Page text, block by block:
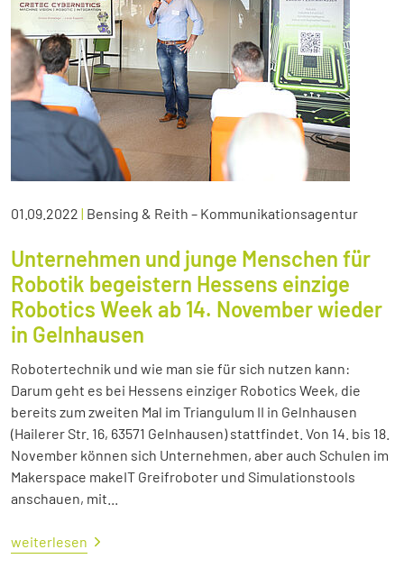
01.09.2022 | Bensing & Reith – Kommunikationsagentur
Unternehmen und junge Menschen für
Robotik begeistern Hessens einzige
Robotics Week ab 14. November wieder
in Gelnhausen
Robotertechnik und wie man sie für sich nutzen kann:
Darum geht es bei Hessens einziger Robotics Week, die
bereits zum zweiten Mal im Triangulum II in Gelnhausen
(Hailerer Str. 16, 63571 Gelnhausen) stattfindet. Von 14. bis 18.
November können sich Unternehmen, aber auch Schulen im
Makerspace makeIT Greifroboter und Simulationstools
anschauen, mit...
weiterlesen